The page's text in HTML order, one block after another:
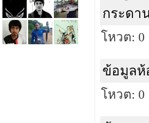
กระดา
โหวต: 0
ข้อมูลห้
โหวต: 0